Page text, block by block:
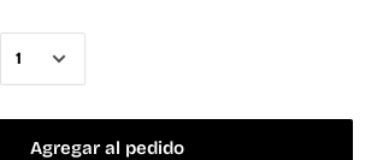
Agregar al pedido